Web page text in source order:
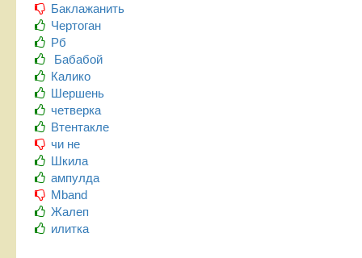
Баклажанить
Чертоган
Рб
Бабабой
Калико
Шершень
четверка
Втентакле
чи не
Шкила
ампулда
Mband
Жалеп
илитка